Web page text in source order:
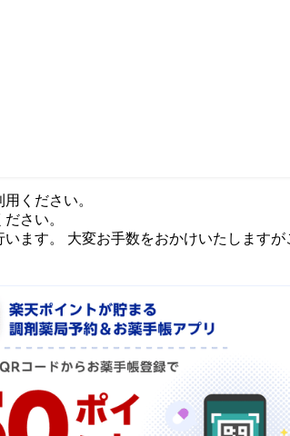
ください。
さい。
ます。 大変お手数をおかけいたしますが